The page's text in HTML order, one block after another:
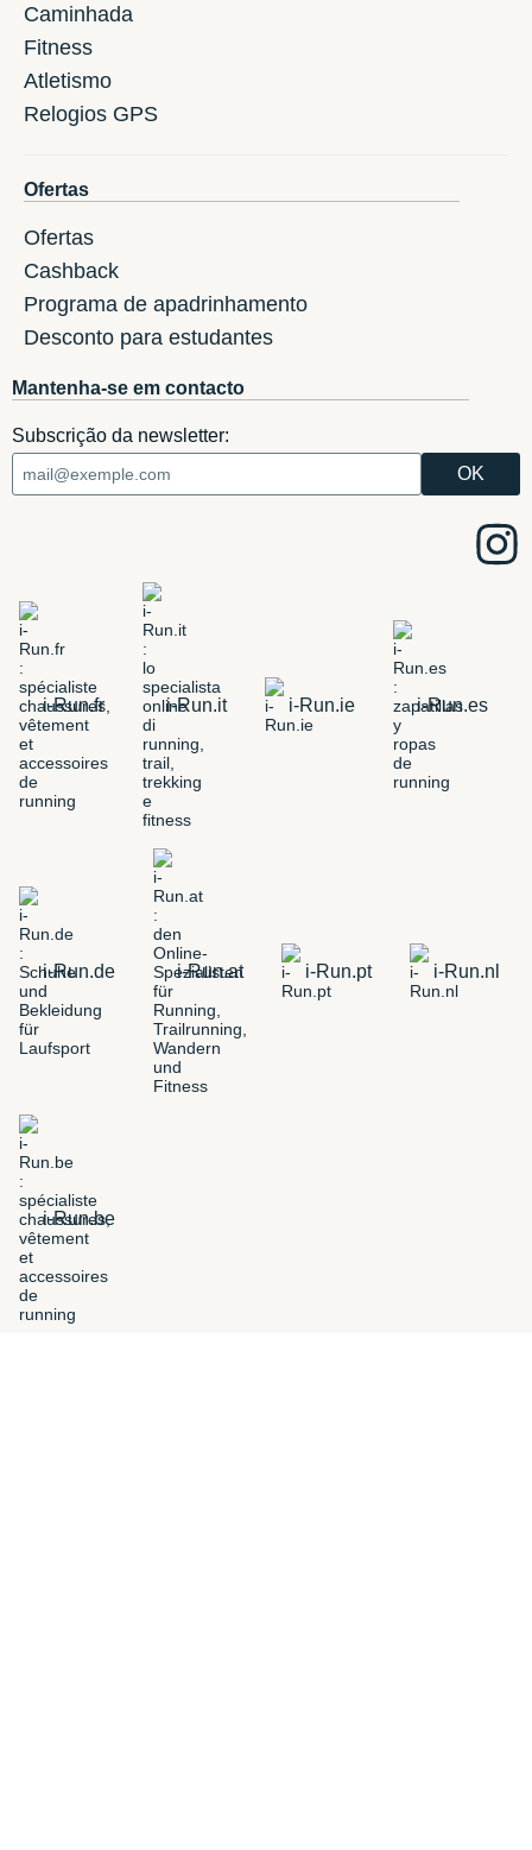
Caminhada
Fitness
Atletismo
Relogios GPS
Ofertas
Ofertas
Cashback
Programa de apadrinhamento
Desconto para estudantes
Mantenha-se em contacto
Subscrição da newsletter:
i-Run.fr i-Run.it i-Run.ie i-Run.es
i-Run.de i-Run.at i-Run.pt i-Run.nl
i-Run.be